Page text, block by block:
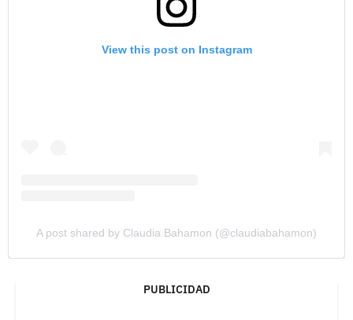
View this post on Instagram
A post shared by Claudia Bahamon (@claudiabahamon)
PUBLICIDAD